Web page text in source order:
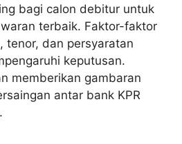
bagi calon debitur untuk
terbaik. Faktor-faktor
tenor, dan persyaratan
keputusan.
memberikan gambaran
antar bank KPR